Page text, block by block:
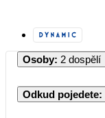
Osoby: 2 dospělí
Odkud pojedete: